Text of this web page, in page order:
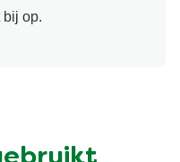
bij op.